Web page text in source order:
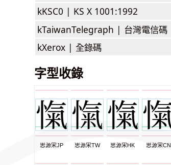
kKSC0 | KS X 1001:1992
kTaiwanTelegraph | 台灣電信碼
kXerox | 全錄碼
字型收錄
思源宋JP 思源宋TW 思源宋HK 思源宋CN